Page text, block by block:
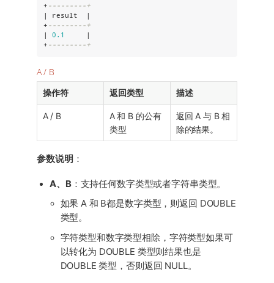
+ ---------+
| result  |
+ ---------+
| 0.1
     |
+ ---------+
A / B
操作符 返回类型 描述
A / B
A 和 B 的公有
类型
返回 A 与 B 相
除的结果。
参数说明 ：
A、B：支持任何数字类型或者字符串类型。
如果 A 和 B都是数字类型，则返回 DOUBLE
类型。
字符类型和数字类型相除，字符类型如果可
以转化为 DOUBLE 类型则结果也是
DOUBLE 类型，否则返回 NULL。